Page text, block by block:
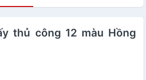
thủ công 12 màu Hồng